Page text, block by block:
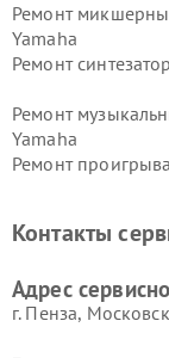
Ремонт
Yamaha
Ремонт
Ремонт
Yamaha
Ремонт
Yamaha
Контакты
Адрес
г. Пенза,